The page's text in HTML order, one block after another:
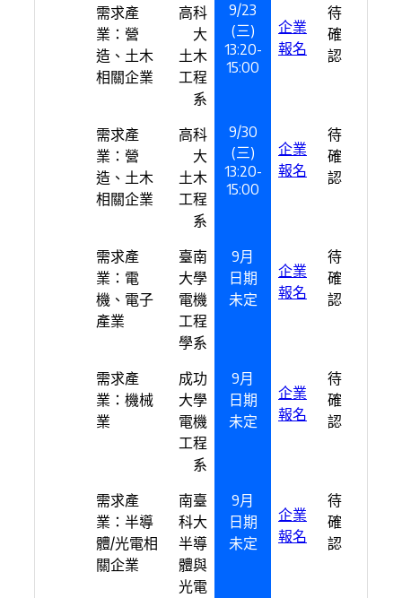
需求產
業：營
造、土木
相關企業
高科
大
土木
工程
系
9/23
(三)
13:20-
15:00
企業
報名
待
確
認
需求產
業：營
造、土木
相關企業
高科
大
土木
工程
系
9/30
(三)
13:20-
15:00
企業
報名
待
確
認
需求產
業：電
機、電子
產業
臺南
大學
電機
工程
學系
9月
日期
未定
企業
報名
待
確
認
需求產
業：機械
業
成功
大學
電機
工程
系
9月
日期
未定
企業
報名
待
確
認
需求產
業：半導
體/光電相
關企業
南臺
科大
半導
體與
光電
9月
日期
未定
企業
報名
待
確
認